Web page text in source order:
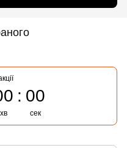
хв
00
сек